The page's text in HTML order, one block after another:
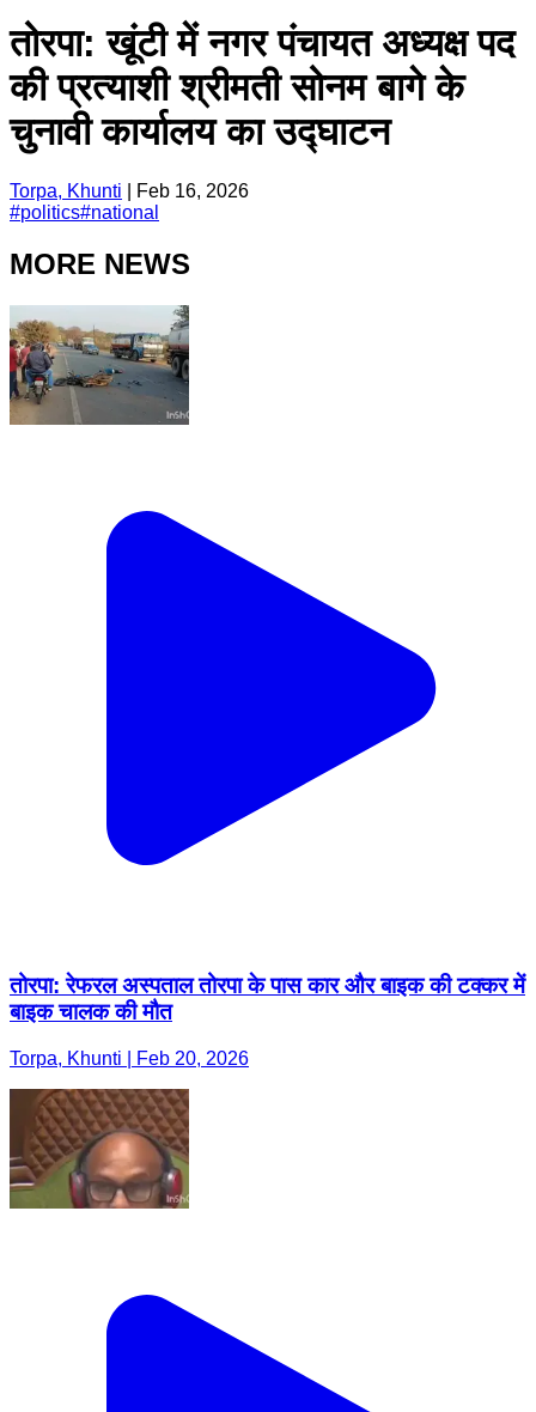
तोरपा: खूंटी में नगर पंचायत अध्यक्ष पद
की प्रत्याशी श्रीमती सोनम बागे के
चुनावी कार्यालय का उद्घाटन
Torpa, Khunti
Feb 16, 2026
#politics#national
MORE NEWS
तोरपा: रेफरल अस्पताल तोरपा के पास कार और बाइक की टक्कर में
बाइक चालक की मौत
Torpa, Khunti | Feb 20, 2026